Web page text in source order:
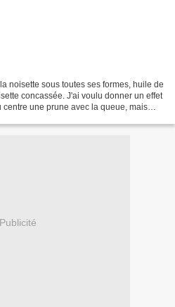
noisette sous toutes ses formes, huile de
concassée. J'ai voulu donner un effet
une prune avec la queue, mais
Publicité